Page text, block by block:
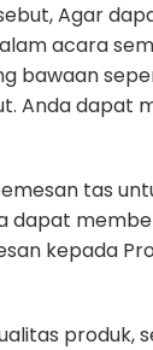
Agar
acara
bawaan
Anda dapat
tas
dapat
kepada
produk,